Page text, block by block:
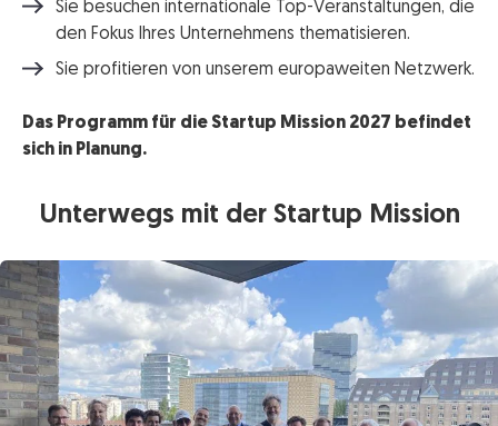
Sie besuchen internationale Top-Veranstaltungen, die
den Fokus Ihres Unternehmens thematisieren.
Sie profitieren von unserem europaweiten Netzwerk.
Das Programm für die Startup Mission 2027 befindet
sich in Planung.
Unterwegs mit der Startup Mission